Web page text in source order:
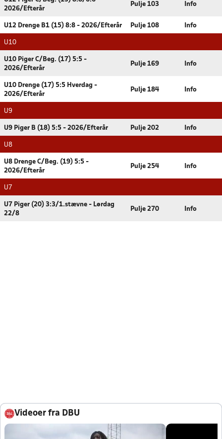
2026/Efterår
Pulje 103 Info
U12 Drenge B1 (15) 8:8 - 2026/Efterår Pulje 108 Info
U10
U10 Piger C/Beg. (17) 5:5 -
2026/Efterår
Pulje 169 Info
U10 Drenge (17) 5:5 Hverdag -
2026/Efterår
Pulje 184 Info
U9
U9 Piger B (18) 5:5 - 2026/Efterår Pulje 202 Info
U8
U8 Drenge C/Beg. (19) 5:5 -
2026/Efterår
Pulje 254 Info
U7
U7 Piger (20) 3:3/1.stævne - Lørdag
22/8
Pulje 270 Info
Videoer fra DBU